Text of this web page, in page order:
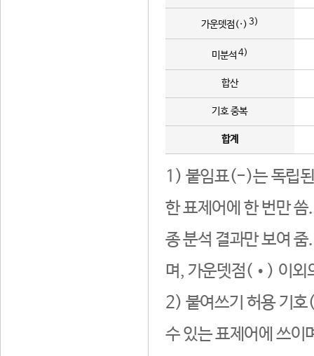
가운뎃점(·) 3)
미분석 4)
합산
기호 중복
합계
1) 붙임표(-)는 독립된
한 표제어에 한 번만
종 분석 결과만 보여
며, 가운뎃점(•) 이외
2) 붙여쓰기 허용 기호
수 있는 표제어에 쓰이